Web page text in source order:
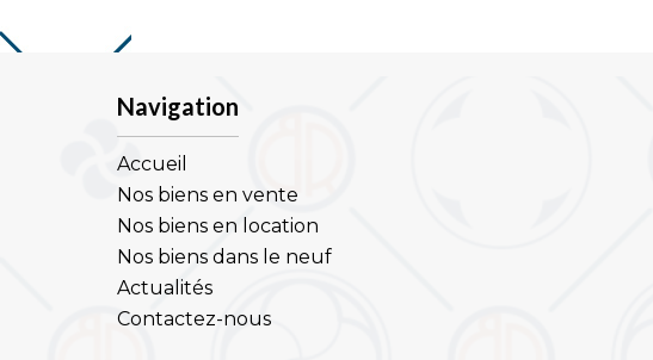
Navigation
Accueil
Nos biens en vente
Nos biens en location
Nos biens dans le neuf
Actualités
Contactez-nous